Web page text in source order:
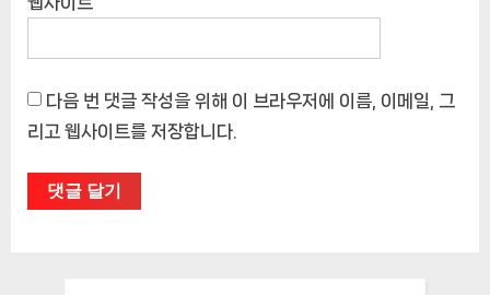
다음 번 댓글 작성을 위해 이 브라우저에 이름, 이메일, 그
리고 웹사이트를 저장합니다.